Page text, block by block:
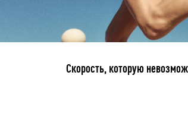
Скорость, которую